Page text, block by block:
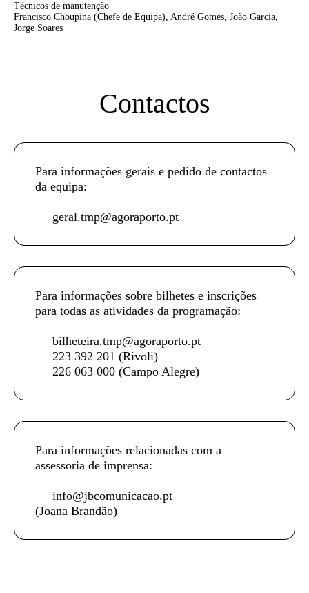
Técnicos de manutenção
Francisco Choupina (Chefe de Equipa), André Gomes, João Garcia,
Jorge Soares
Contactos
Para informações gerais e pedido de contactos
da equipa:
geral.tmp@agoraporto.pt
Para informações sobre bilhetes e inscrições
para todas as atividades da programação:
bilheteira.tmp@agoraporto.pt
223 392 201 (Rivoli)
226 063 000 (Campo Alegre)
Para informações relacionadas com a
assessoria de imprensa:
info@jbcomunicacao.pt
(Joana Brandão)